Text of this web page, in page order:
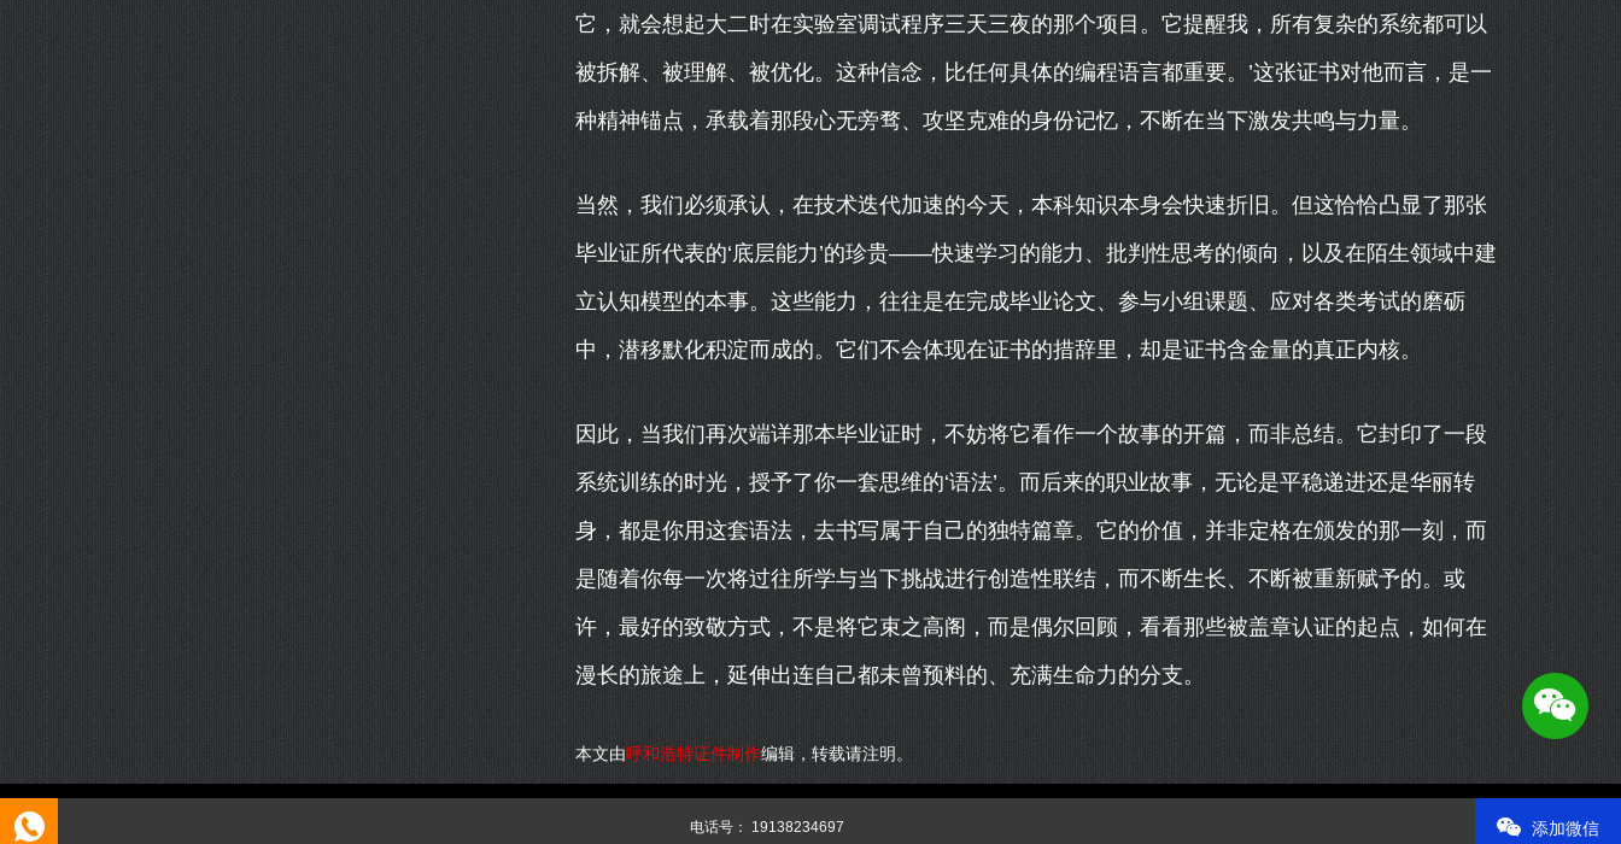
它，就会想起大二时在实验室调试程序三天三夜的那个项目。它提醒我，所有复杂的系统都可以
被拆解、被理解、被优化。这种信念，比任何具体的编程语言都重要。’这张证书对他而言，是一
种精神锚点，承载着那段心无旁骛、攻坚克难的身份记忆，不断在当下激发共鸣与力量。
当然，我们必须承认，在技术迭代加速的今天，本科知识本身会快速折旧。但这恰恰凸显了那张
毕业证所代表的‘底层能力’的珍贵——快速学习的能力、批判性思考的倾向，以及在陌生领域中建
立认知模型的本事。这些能力，往往是在完成毕业论文、参与小组课题、应对各类考试的磨砺
中，潜移默化积淀而成的。它们不会体现在证书的措辞里，却是证书含金量的真正内核。
因此，当我们再次端详那本毕业证时，不妨将它看作一个故事的开篇，而非总结。它封印了一段
系统训练的时光，授予了你一套思维的‘语法’。而后来的职业故事，无论是平稳递进还是华丽转
身，都是你用这套语法，去书写属于自己的独特篇章。它的价值，并非定格在颁发的那一刻，而
是随着你每一次将过往所学与当下挑战进行创造性联结，而不断生长、不断被重新赋予的。或
许，最好的致敬方式，不是将它束之高阁，而是偶尔回顾，看看那些被盖章认证的起点，如何在
漫长的旅途上，延伸出连自己都未曾预料的、充满生命力的分支。
本文由呼和浩特证件制作编辑，转载请注明。
电话号： 19138234697 添加微信